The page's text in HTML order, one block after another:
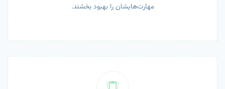
مهارت‌هایشان را بهبود بخشند.